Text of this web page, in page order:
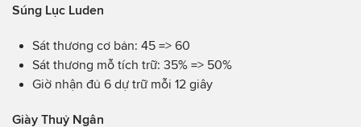
Súng Lục Luden
Sát thương cơ bản: 45 => 60
Sát thương mỗ tích trữ: 35% => 50%
Giờ nhận đủ 6 dự trữ mỗi 12 giây
Giày Thuỷ Ngân